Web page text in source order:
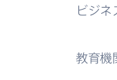
ビジネ
教育機